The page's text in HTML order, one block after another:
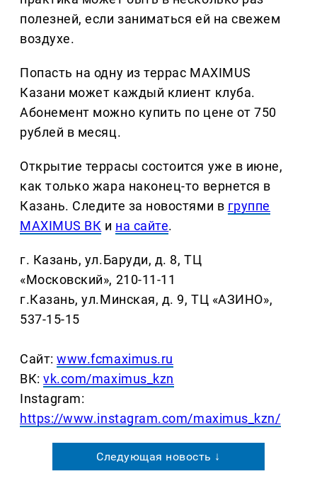
полезней, если заниматься ей на свежем
воздухе.
Попасть на одну из террас MAXIMUS
Казани может каждый клиент клуба.
Абонемент можно купить по цене от 750
рублей в месяц.
Открытие террасы состоится уже в июне,
как только жара наконец-то вернется в
Казань. Следите за новостями в группе
MAXIMUS ВК и на сайте.
г. Казань, ул.Баруди, д. 8, ТЦ
«Московский», 210-11-11
г.Казань, ул.Минская, д. 9, ТЦ «АЗИНО»,
537-15-15
Сайт:www.fcmaximus.ru
ВК:vk.com/maximus_kzn
Instagram:
https://www.instagram.com/maximus_kzn/
Следующая новость ↓